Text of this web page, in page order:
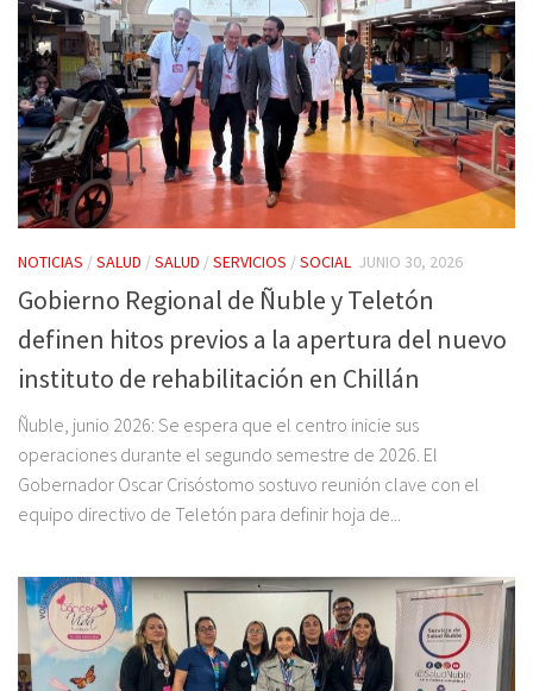
NOTICIAS /SALUD /SALUD /SERVICIOS /SOCIAL JUNIO 30, 2026
Gobierno Regional de Ñuble y Teletón
definen hitos previos a la apertura del nuevo
instituto de rehabilitación en Chillán
Ñuble, junio 2026: Se espera que el centro inicie sus
operaciones durante el segundo semestre de 2026. El
Gobernador Oscar Crisóstomo sostuvo reunión clave con el
equipo directivo de Teletón para definir hoja de...